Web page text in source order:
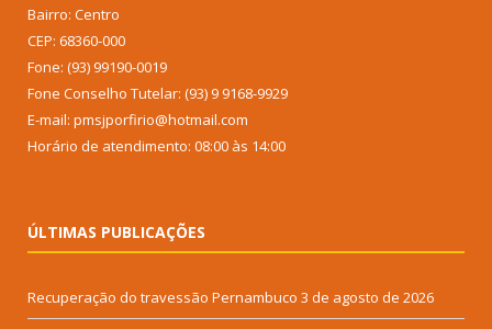
Bairro: Centro
CEP: 68360-000
Fone: (93) 99190-0019
Fone Conselho Tutelar: (93) 9 9168-9929
E-mail: pmsjporfirio@hotmail.com
Horário de atendimento: 08:00 às 14:00
ÚLTIMAS PUBLICAÇÕES
Recuperação do travessão Pernambuco 3 de agosto de 2026